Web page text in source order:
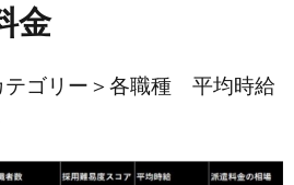
金
テゴリー＞各職種 平均時給